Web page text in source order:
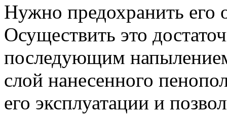
Нужно предохранить его
Осуществить это
последующим
слой нанесенного
его эксплуатации и